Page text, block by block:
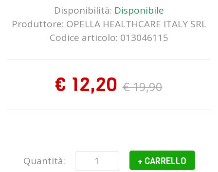
Disponibilità: Disponibile
Produttore: OPELLA HEALTHCARE ITALY SRL
Codice articolo: 013046115
€ 12,20 € 19,90
Quantità: + CARRELLO